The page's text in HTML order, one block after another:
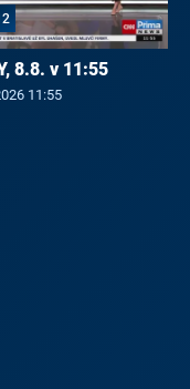
8.8. v 11:55
11:55